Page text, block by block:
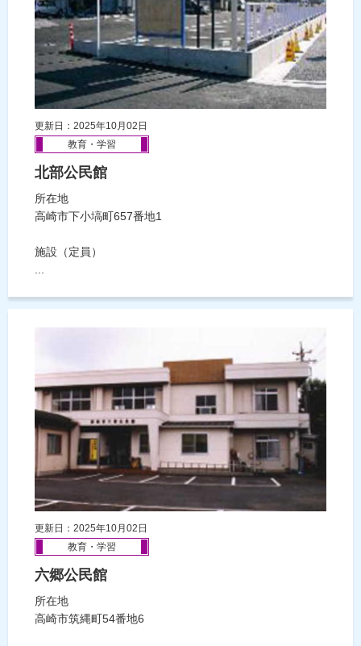
更新日：2025年10月02日
教育・学習
北部公民館
所在地
高崎市下小塙町657番地1
施設（定員）
更新日：2025年10月02日
教育・学習
六郷公民館
所在地
高崎市筑縄町54番地6